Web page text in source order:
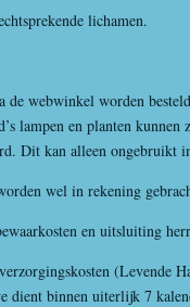
lichamen.
webwinkel worden besteld
lampen en planten
kan alleen ongebruikt in
wel in rekening
en uitsluiting
(Levende
dient binnen uiterlijk 7